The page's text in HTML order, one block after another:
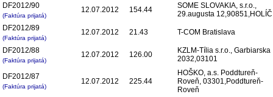
DF2012/90
(Faktúra prijatá)
12.07.2012 154.44
SOME SLOVAKIA, s.r.o.,
29.augusta 12,90851,HOLÍČ
DF2012/89
(Faktúra prijatá)
12.07.2012 21.43 T-COM Bratislava
DF2012/88
(Faktúra prijatá)
12.07.2012 126.00
KZLM-Tília s.r.o., Garbiarska
2032,03101
DF2012/87
(Faktúra prijatá)
12.07.2012 225.44
HOŠKO, a.s. Poddtureň-
Roveň, 03301,Poddtureň-
Roveň